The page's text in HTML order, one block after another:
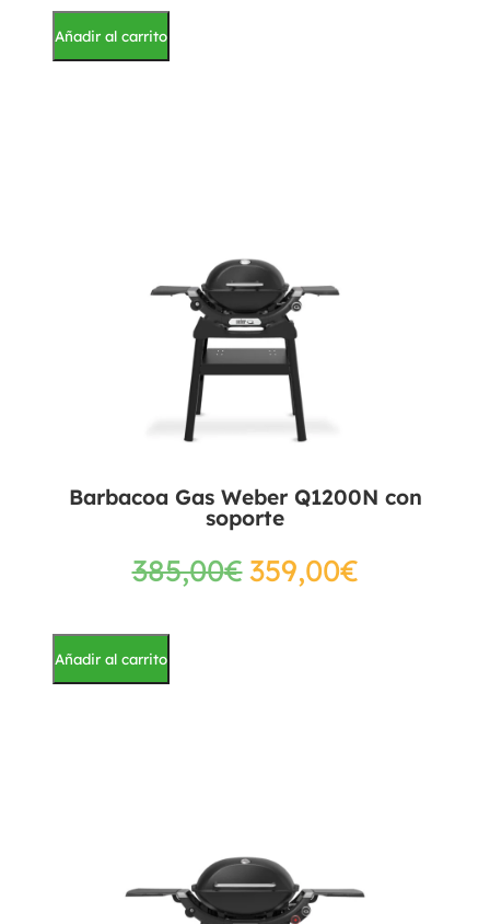
Añadir al carrito
Barbacoa Gas Weber Q1200N con
soporte
385,00€359,00€
Añadir al carrito